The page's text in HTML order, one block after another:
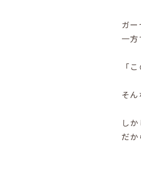
ガ
一
「
そ
し
だか